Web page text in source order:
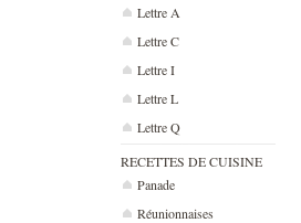
Lettre A
Lettre C
Lettre I
Lettre L
Lettre Q
RECETTES DE CUISINE
Panade
Réunionnaises